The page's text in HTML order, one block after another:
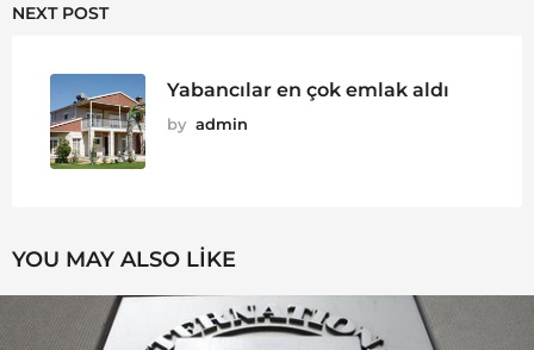
NEXT POST
Yabancılar en çok emlak aldı
by admin
YOU MAY ALSO LIKE